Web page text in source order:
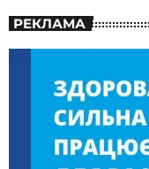
РЕКЛАМА